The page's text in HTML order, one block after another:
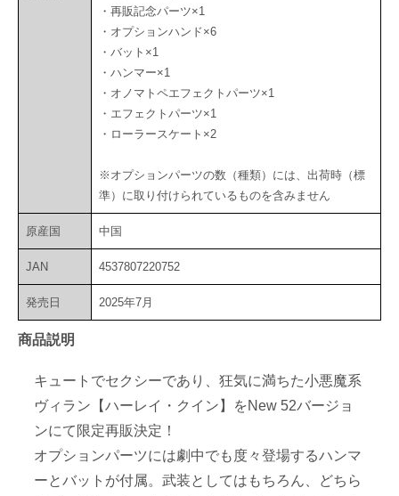
・再販記念パーツ×1
・オプションハンド×6
・バット×1
・ハンマー×1
・オノマトペエフェクトパーツ×1
・エフェクトパーツ×1
・ローラースケート×2
※オプションパーツの数（種類）には、出荷時（標
準）に取り付けられているものを含みません
原産国 中国
JAN 4537807220752
発売日 2025年7月
商品説明
キュートでセクシーであり、狂気に満ちた小悪魔系
ヴィラン【ハーレイ・クイン】をNew 52バージョ
ンにて限定再販決定！
オプションパーツには劇中でも度々登場するハンマ
ーとバットが付属。武装としてはもちろん、どちら